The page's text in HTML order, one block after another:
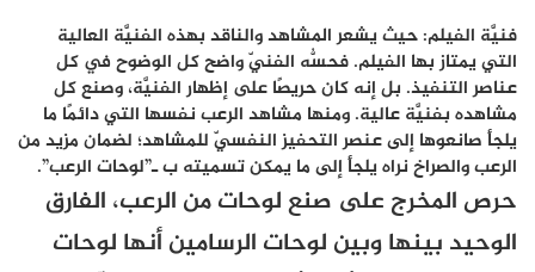
فنيَّة الفيلم: حيث يشعر المشاهد والناقد بهذه الفنيَّة العالية
التي يمتاز بها الفيلم. فحسُّه الفنيّ واضح كل الوضوح في كل
عناصر التنفيذ. بل إنه كان حريصًا على إظهار الفنيَّة، وصنع كل
مشاهده بفنيَّة عالية. ومنها مشاهد الرعب نفسها التي دائمًا ما
يلجأ صانعوها إلى عنصر التحفيز النفسيّ للمشاهد؛ لضمان مزيد من
الرعب والصراخ نراه يلجأ إلى ما يمكن تسميته ب ـ”لوحات الرعب”.
حرص المخرج على صنع لوحات من الرعب، الفارق
الوحيد بينها وبين لوحات الرسامين أنها لوحات